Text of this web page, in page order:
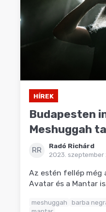
HÍREK
Budapesten
Meshuggah
RR
Radó Richárd
2023. szeptember
Az estén fellép még
Avatar és a Mantar
meshuggah barba